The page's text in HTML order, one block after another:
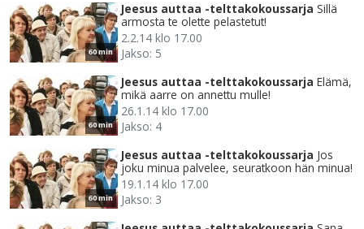
60 min
Jeesus auttaa -telttakokoussarja Sillä
armosta te olette pelastetut!
2.2.14 klo 17.00
Jakso: 5
60 min
Jeesus auttaa -telttakokoussarja Elämä,
mikä aarre on annettu mulle!
26.1.14 klo 17.00
Jakso: 4
60 min
Jeesus auttaa -telttakokoussarja Jos
joku minua palvelee, seuratkoon hän minua!
19.1.14 klo 17.00
Jakso: 3